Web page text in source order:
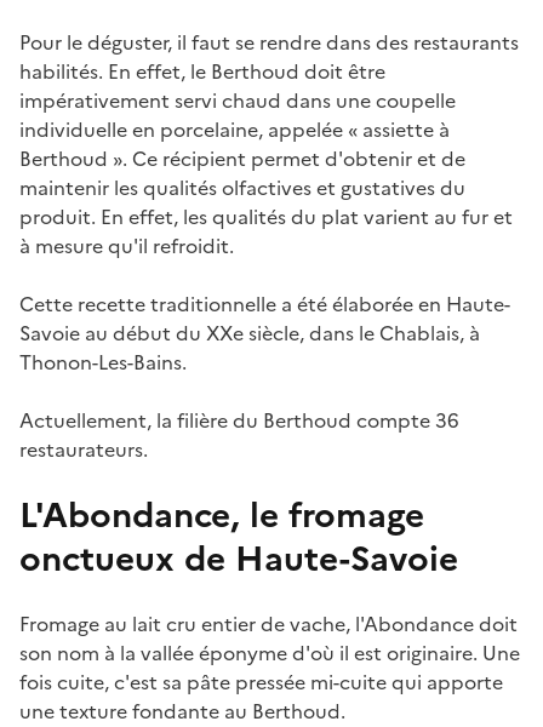
Pour le déguster, il faut se rendre dans des restaurants
habilités. En effet, le Berthoud doit être
impérativement servi chaud dans une coupelle
individuelle en porcelaine, appelée « assiette à
Berthoud ». Ce récipient permet d'obtenir et de
maintenir les qualités olfactives et gustatives du
produit. En effet, les qualités du plat varient au fur et
à mesure qu'il refroidit.
Cette recette traditionnelle a été élaborée en Haute-
Savoie au début du XXe siècle, dans le Chablais, à
Thonon-Les-Bains.
Actuellement, la filière du Berthoud compte 36
restaurateurs.
L'Abondance, le fromage
onctueux de Haute-Savoie
Fromage au lait cru entier de vache, l'Abondance doit
son nom à la vallée éponyme d'où il est originaire. Une
fois cuite, c'est sa pâte pressée mi-cuite qui apporte
une texture fondante au Berthoud.